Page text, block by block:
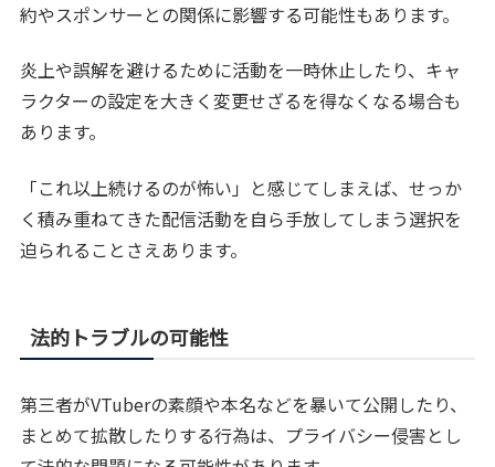
約やスポンサーとの関係に影響する可能性もあります。
炎上や誤解を避けるために活動を一時休止したり、キャ
ラクターの設定を大きく変更せざるを得なくなる場合も
あります。
「これ以上続けるのが怖い」と感じてしまえば、せっか
く積み重ねてきた配信活動を自ら手放してしまう選択を
迫られることさえあります。
法的トラブルの可能性
第三者がVTuberの素顔や本名などを暴いて公開したり、
まとめて拡散したりする行為は、プライバシー侵害とし